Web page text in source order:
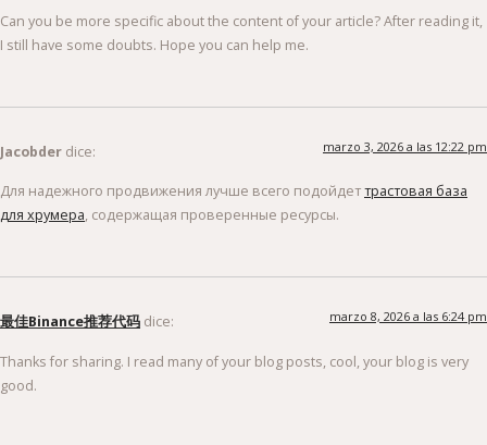
Can you be more specific about the content of your article? After reading it,
I still have some doubts. Hope you can help me.
Jacobder dice: marzo 3, 2026 a las 12:22 pm
Для надежного продвижения лучше всего подойдеттрастовая база
для хрумера, содержащая проверенные ресурсы.
最佳Binance推荐代码 dice: marzo 8, 2026 a las 6:24 pm
Thanks for sharing. I read many of your blog posts, cool, your blog is very
good.